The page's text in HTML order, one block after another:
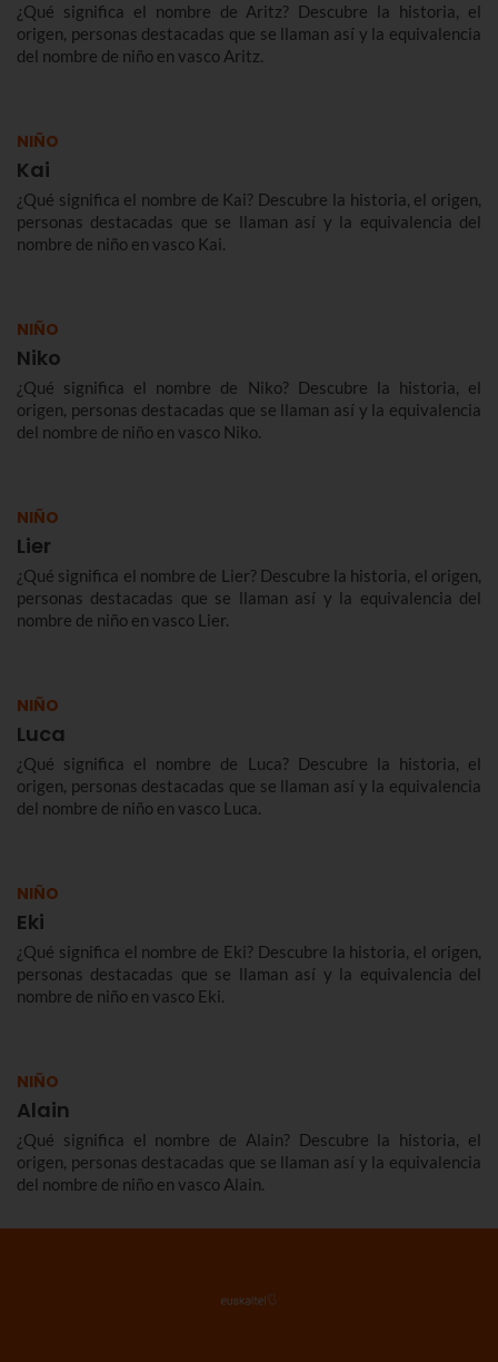
¿Qué significa el nombre de Aritz? Descubre la historia, el
origen, personas destacadas que se llaman así y la equivalencia
del nombre de niño en vasco Aritz.
NIÑO
Kai
¿Qué significa el nombre de Kai? Descubre la historia, el origen,
personas destacadas que se llaman así y la equivalencia del
nombre de niño en vasco Kai.
NIÑO
Niko
¿Qué significa el nombre de Niko? Descubre la historia, el
origen, personas destacadas que se llaman así y la equivalencia
del nombre de niño en vasco Niko.
NIÑO
Lier
¿Qué significa el nombre de Lier? Descubre la historia, el origen,
personas destacadas que se llaman así y la equivalencia del
nombre de niño en vasco Lier.
NIÑO
Luca
¿Qué significa el nombre de Luca? Descubre la historia, el
origen, personas destacadas que se llaman así y la equivalencia
del nombre de niño en vasco Luca.
NIÑO
Eki
¿Qué significa el nombre de Eki? Descubre la historia, el origen,
personas destacadas que se llaman así y la equivalencia del
nombre de niño en vasco Eki.
NIÑO
Alain
¿Qué significa el nombre de Alain? Descubre la historia, el
origen, personas destacadas que se llaman así y la equivalencia
del nombre de niño en vasco Alain.